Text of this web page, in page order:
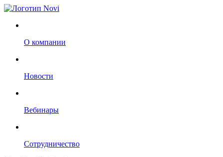
О компании
Новости
Вебинары
Сотрудничество